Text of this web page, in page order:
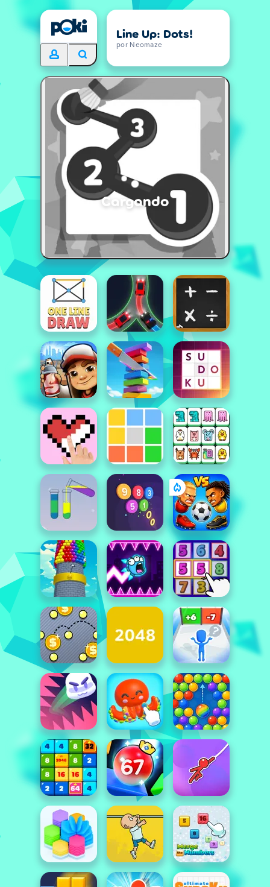
Line Up: Dots!
por Neomaze
Cargando